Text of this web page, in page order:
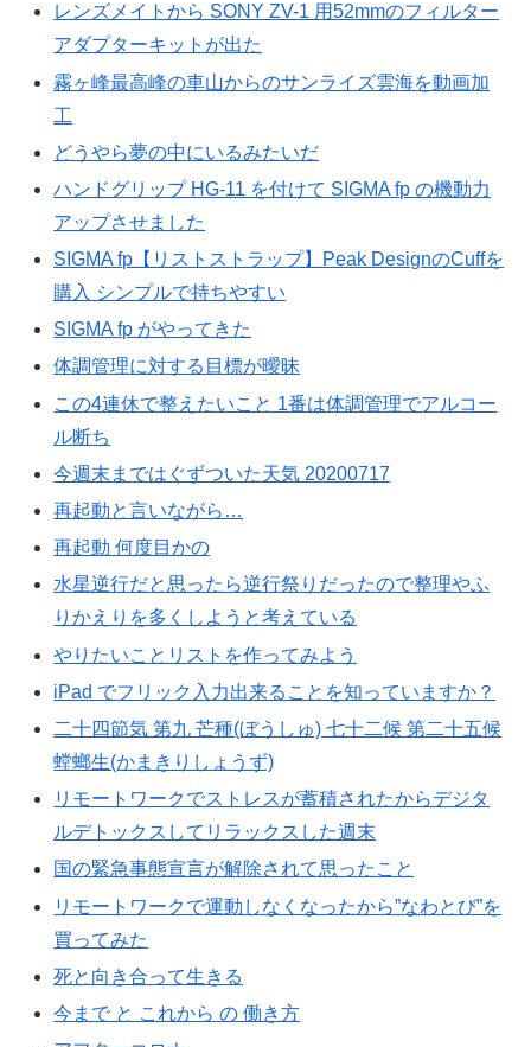
レンズメイトから SONY ZV-1 用52mmのフィルター
アダプターキットが出た
霧ヶ峰最高峰の車山からのサンライズ雲海を動画加
工
どうやら夢の中にいるみたいだ
ハンドグリップ HG-11 を付けて SIGMA fp の機動力
アップさせました
SIGMA fp【リストストラップ】Peak DesignのCuffを
購入 シンプルで持ちやすい
SIGMA fp がやってきた
体調管理に対する目標が曖昧
この4連休で整えたいこと 1番は体調管理でアルコー
ル断ち
今週末まではぐずついた天気 20200717
再起動と言いながら…
再起動 何度目かの
水星逆行だと思ったら逆行祭りだったので整理やふ
りかえりを多くしようと考えている
やりたいことリストを作ってみよう
iPad でフリック入力出来ることを知っていますか？
二十四節気 第九 芒種(ぼうしゅ) 七十二候 第二十五候
螳螂生(かまきりしょうず)
リモートワークでストレスが蓄積されたからデジタ
ルデトックスしてリラックスした週末
国の緊急事態宣言が解除されて思ったこと
リモートワークで運動しなくなったから”なわとび”を
買ってみた
死と向き合って生きる
今まで と これから の 働き方